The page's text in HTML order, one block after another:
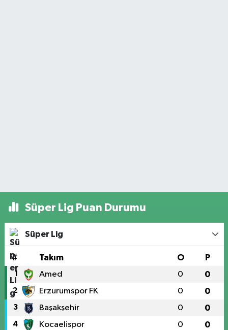
Süper Lig Puan Durumu
Süper Lig
# Takım O P
1 Amed 0 0
2 Erzurumspor FK 0 0
3 Başakşehir 0 0
4 Kocaelispor 0 0